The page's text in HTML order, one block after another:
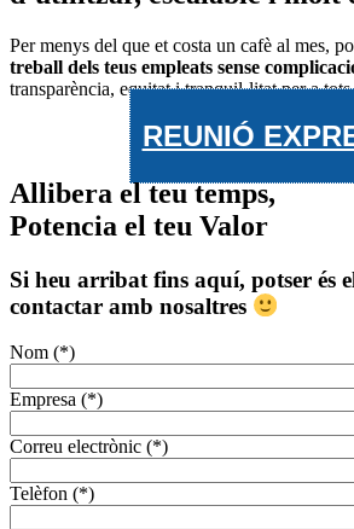
Per menys del que et costa un cafè al mes,
treball dels teus empleats sense
transparència, equitat i tranquil·litat per a tots.
REUNIÓ
Allibera el teu temps,
Potencia el teu Valor
Si heu arribat fins aquí, potser és
contactar amb nosaltres
Nom (*)
Empresa (*)
Correu electrònic (*)
Telèfon (*)